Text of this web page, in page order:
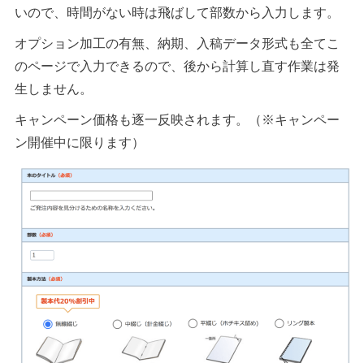
いので、時間がない時は飛ばして部数から入力します。
オプション加工の有無、納期、入稿データ形式も全てこ
のページで入力できるので、後から計算し直す作業は発
生しません。
キャンペーン価格も逐一反映されます。（※キャンペー
ン開催中に限ります）